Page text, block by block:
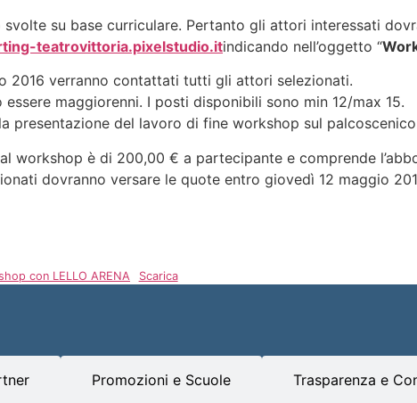
svolte su base curriculare. Pertanto gli attori interessati
teatrovittoria.pixelstudio.itindicando nell’oggetto “
2016 verranno contattati tutti gli attori selezionati.
maggiorenni. I posti disponibili sono min 12/max 15.
presentazione del lavoro di fine workshop sul
al workshop è di 200,00 € a partecipante e comprende
dovranno versare le quote entro giovedì 12 maggio
con LELLO ARENA Scarica
Promozioni e Scuole Trasparenza e